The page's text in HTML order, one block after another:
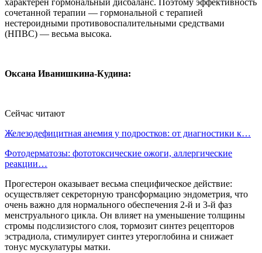
характерен гормональный дисбаланс. Поэтому эффективность
сочетанной терапии — гормональной с терапией
нестероидными противовоспалительными средствами
(НПВС) — весьма высока.
Оксана Иванишкина-Кудина:
Сейчас читают
Железодефицитная анемия у подростков: от диагностики к…
Фотодерматозы: фототоксические ожоги, аллергические
реакции…
Прогестерон оказывает весьма специфическое действие:
осуществляет секреторную трансформацию эндометрия, что
очень важно для нормального обеспечения 2-й и 3-й фаз
менструального цикла. Он влияет на уменьшение толщины
стромы подслизистого слоя, тормозит синтез рецепторов
эстрадиола, стимулирует синтез утероглобина и снижает
тонус мускулатуры матки.